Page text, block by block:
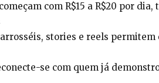
com R$15 a R$20 por
stories e reels permitem
se com quem já